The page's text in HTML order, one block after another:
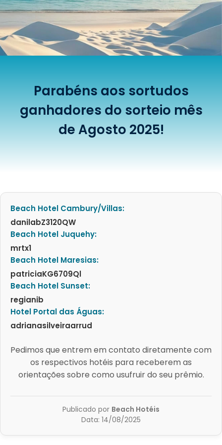
Parabéns aos sortudos
ganhadores do sorteio mês
de Agosto 2025!
Beach Hotel Cambury/Villas:
danilabZ3120QW
Beach Hotel Juquehy:
mrtx1
Beach Hotel Maresias:
patriciaKG6709Ql
Beach Hotel Sunset:
regianib
Hotel Portal das Águas:
adrianasilveiraarrud
Pedimos que entrem em contato diretamente com
os respectivos hotéis para receberem as
orientações sobre como usufruir do seu prêmio.
Publicado por Beach Hotéis
Data: 14/08/2025